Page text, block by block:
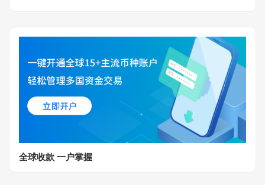
全球收款 一户掌握